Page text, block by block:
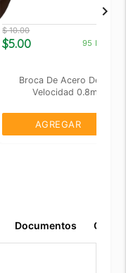
$ 10.00
$5.00 95
Broca De Acero De Alta
Velocidad 0.8mm
AGREGAR
Documentos